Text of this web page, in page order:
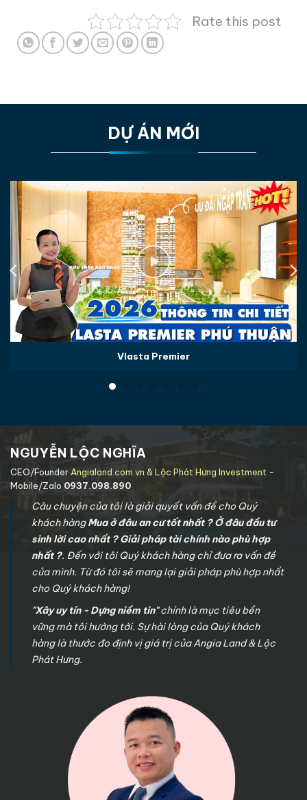
Rate this post
DỰ ÁN MỚI
Vlasta Premier
NGUYỄN LỘC NGHĨA
CEO/Founder Angialand.com.vn & Lộc Phát Hưng Investment -
Mobile/Zalo 0937.098.890
Câu chuyện của tôi là giải quyết vấn đề cho Quý
khách hàngMua ở đâu an cư tốt nhất ? Ở đâu đầu tư
sinh lời cao nhất ? Giải pháp tài chính nào phù hợp
nhất ?. Đến với tôi Quý khách hàng chỉ đưa ra vấn đề
của mình. Từ đó tôi sẽ mang lại giải pháp phù hợp nhất
cho Quý khách hàng!
"Xây uy tín - Dựng niềm tin"chính là mục tiêu bền
vững mà tôi hướng tới. Sự hài lòng của Quý khách
hàng là thước đo định vị giá trị của Angia Land & Lộc
Phát Hưng.